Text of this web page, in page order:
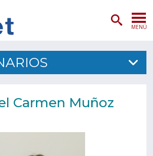
MENÚ
PORTADA
PREGRADO
Carmen Muñoz